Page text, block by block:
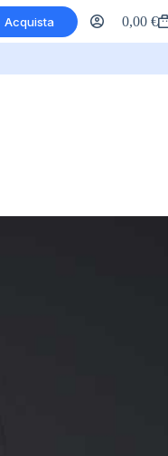
Acquista Carrello
0,00 €